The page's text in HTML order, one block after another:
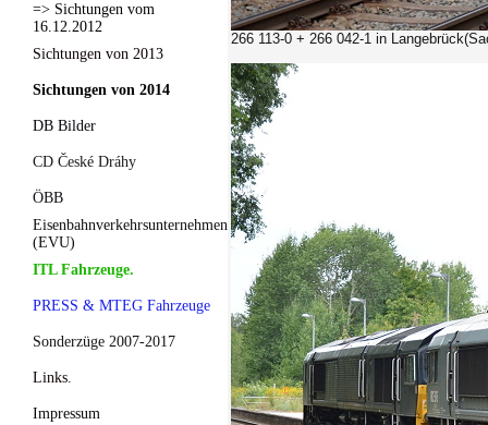
=> Sichtungen vom
16.12.2012
Sichtungen von 2013
Sichtungen von 2014
DB Bilder
CD České Dráhy
ÖBB
Eisenbahnverkehrsunternehmen
(EVU)
ITL Fahrzeuge.
PRESS & MTEG Fahrzeuge
Sonderzüge 2007-2017
Links.
Impressum
266 113-0 + 266 042-1 in